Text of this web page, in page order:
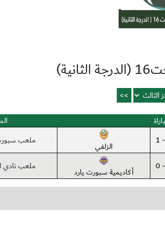
الزلفي ملعب
أكاديمية سبورت يارد ملعب نادي